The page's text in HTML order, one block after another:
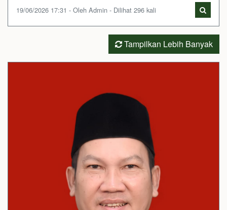
19/06/2026 17:31 - Oleh Admin - Dilihat 296 kali
Tampilkan Lebih Banyak